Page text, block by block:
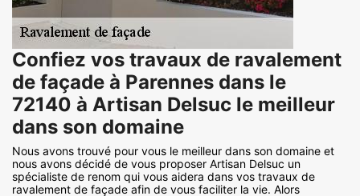
Confiez vos travaux de ravalement
de façade à Parennes dans le
72140 à Artisan Delsuc le meilleur
dans son domaine
Nous avons trouvé pour vous le meilleur dans son domaine et
nous avons décidé de vous proposer Artisan Delsuc un
spécialiste de renom qui vous aidera dans vos travaux de
ravalement de façade afin de vous faciliter la vie. Alors